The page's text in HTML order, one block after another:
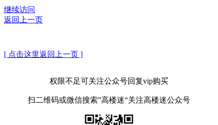
继续访问
返回上一页
[ 点击这里返回上一页 ]
权限不足可关注公众号回复vip购买
扫二维码或微信搜索”高楼迷“关注高楼迷公众号